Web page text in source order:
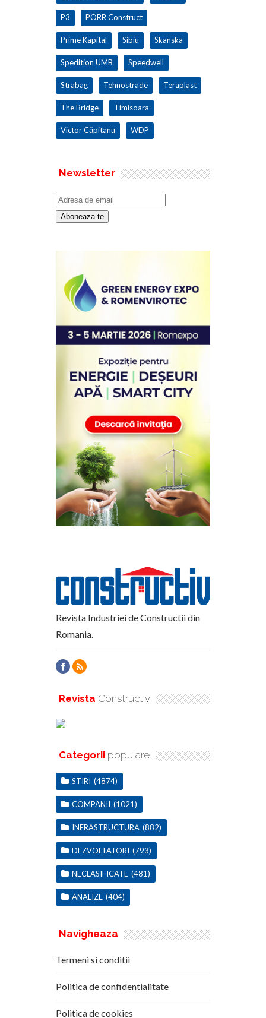
P3 PORR Construct
Prime Kapital Sibiu Skanska
Spedition UMB Speedwell
Strabag Tehnostrade Teraplast
The Bridge Timisoara
Victor Căpitanu WDP
Newsletter
Revista Industriei de Constructii din
Romania.
Revista Constructiv
Categorii populare
STIRI (4874)
COMPANII (1021)
INFRASTRUCTURA (882)
DEZVOLTATORI (793)
NECLASIFICATE (481)
ANALIZE (404)
Navigheaza
Termeni si conditii
Politica de confidentialitate
Politica de cookies